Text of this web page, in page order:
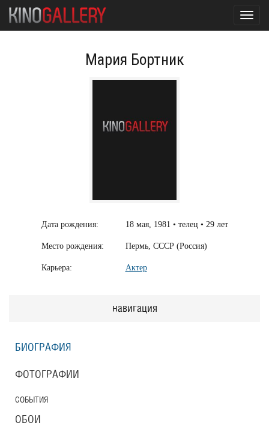
Мария Бортник
Дата рождения: 18 мая, 1981 • телец • 29 лет
Место рождения: Пермь, СССР (Россия)
Карьера: Актер
навигация
БИОГРАФИЯ
ФОТОГРАФИИ
СОБЫТИЯ
ОБОИ